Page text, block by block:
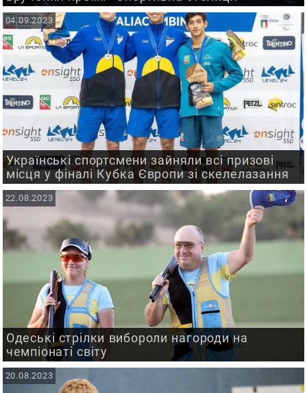
Українські спортсмени зайняли всі призові
місця у фіналі Кубка Європи зі скелелазання
04.09.2023
Одеські стрілки вибороли нагороди на
чемпіонаті світу
22.08.2023
20.08.2023